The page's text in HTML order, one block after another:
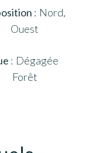
Nord,
Ouest
Dégagée
Forêt